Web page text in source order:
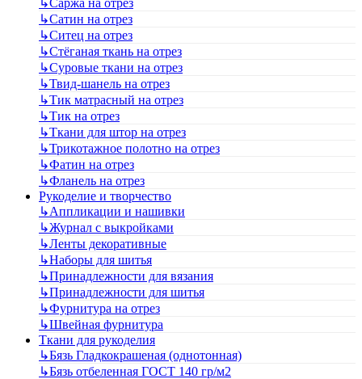
↳Саржа на отрез
↳Сатин на отрез
↳Ситец на отрез
↳Стёганая ткань на отрез
↳Суровые ткани на отрез
↳Твид-шанель на отрез
↳Тик матрасный на отрез
↳Тик на отрез
↳Ткани для штор на отрез
↳Трикотажное полотно на отрез
↳Фатин на отрез
↳Фланель на отрез
Рукоделие и творчество
↳Аппликации и нашивки
↳Журнал с выкройками
↳Ленты декоративные
↳Наборы для шитья
↳Принадлежности для вязания
↳Принадлежности для шитья
↳Фурнитура на отрез
↳Швейная фурнитура
Ткани для рукоделия
↳Бязь Гладкокрашеная (однотонная)
↳Бязь отбеленная ГОСТ 140 гр/м2